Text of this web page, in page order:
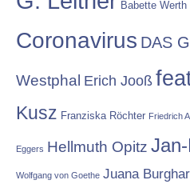
Babette Werth
Coronavirus DAS
Westphal Erich Jooß
Kusz Franziska Röchter Friedrich
Eggers Hellmuth Opitz
Wolfgang von Goethe Juana